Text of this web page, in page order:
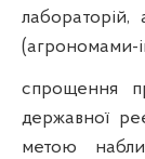
лабораторій,
(агрономами-
спрощення
державної
метою